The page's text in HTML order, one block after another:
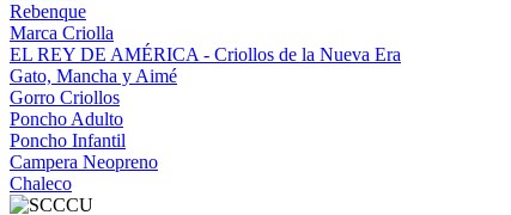
Rebenque
Marca Criolla
EL REY DE AMÉRICA - Criollos de la Nueva Era
Gato, Mancha y Aimé
Gorro Criollos
Poncho Adulto
Poncho Infantil
Campera Neopreno
Chaleco